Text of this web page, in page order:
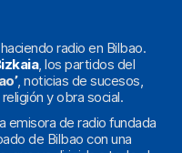
radio en Bilbao.
, los partidos del
, noticias de sucesos,
y obra social.
emisora de radio fundada
de Bilbao con una